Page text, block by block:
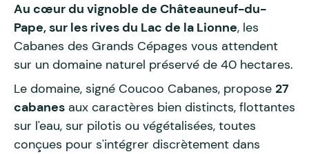
Au cœur du vignoble de Châteauneuf-du-
Pape, sur les rives du Lac de la Lionne, les
Cabanes des Grands Cépages vous attendent
sur un domaine naturel préservé de 40 hectares.
Le domaine, signé Coucoo Cabanes, propose 27
cabanes aux caractères bien distincts, flottantes
sur l'eau, sur pilotis ou végétalisées, toutes
conçues pour s'intégrer discrètement dans